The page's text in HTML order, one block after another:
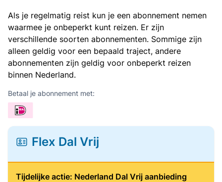
Als je regelmatig reist kun je een abonnement nemen
waarmee je onbeperkt kunt reizen. Er zijn
verschillende soorten abonnementen. Sommige zijn
alleen geldig voor een bepaald traject, andere
abonnementen zijn geldig voor onbeperkt reizen
binnen Nederland.
Betaal je abonnement met:
Flex Dal Vrij
Tijdelijke actie: Nederland Dal Vrij aanbieding